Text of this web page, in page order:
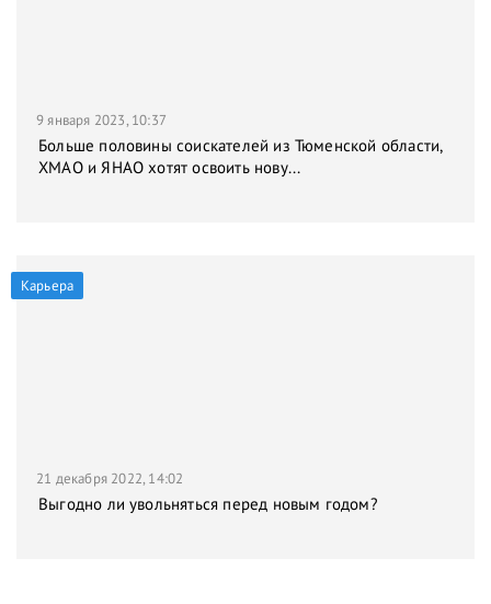
9 января 2023, 10:37
Больше половины соискателей из Тюменской области,
ХМАО и ЯНАО хотят освоить нову...
Карьера
21 декабря 2022, 14:02
Выгодно ли увольняться перед новым годом?